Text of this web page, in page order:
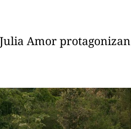
Julia Amor protagonizan